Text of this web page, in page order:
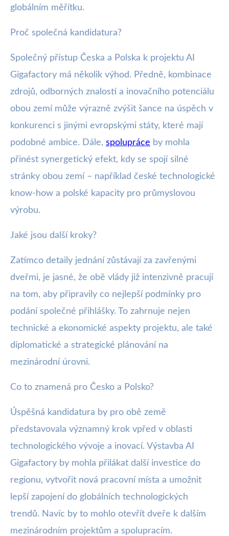
globálním měřítku.
Proč společná kandidatura?
Společný přístup Česka a Polska k projektu AI
Gigafactory má několik výhod. Předně, kombinace
zdrojů, odborných znalostí a inovačního potenciálu
obou zemí může výrazně zvýšit šance na úspěch v
konkurenci s jinými evropskými státy, které mají
podobné ambice. Dále, spolupráce by mohla
přinést synergetický efekt, kdy se spojí silné
stránky obou zemí – například české technologické
know-how a polské kapacity pro průmyslovou
výrobu.
Jaké jsou další kroky?
Zatímco detaily jednání zůstávají za zavřenými
dveřmi, je jasné, že obě vlády již intenzivně pracují
na tom, aby připravily co nejlepší podmínky pro
podání společné přihlášky. To zahrnuje nejen
technické a ekonomické aspekty projektu, ale také
diplomatické a strategické plánování na
mezinárodní úrovni.
Co to znamená pro Česko a Polsko?
Úspěšná kandidatura by pro obě země
představovala významný krok vpřed v oblasti
technologického vývoje a inovací. Výstavba AI
Gigafactory by mohla přilákat další investice do
regionu, vytvořit nová pracovní místa a umožnit
lepší zapojení do globálních technologických
trendů. Navíc by to mohlo otevřít dveře k dalším
mezinárodním projektům a spolupracím.